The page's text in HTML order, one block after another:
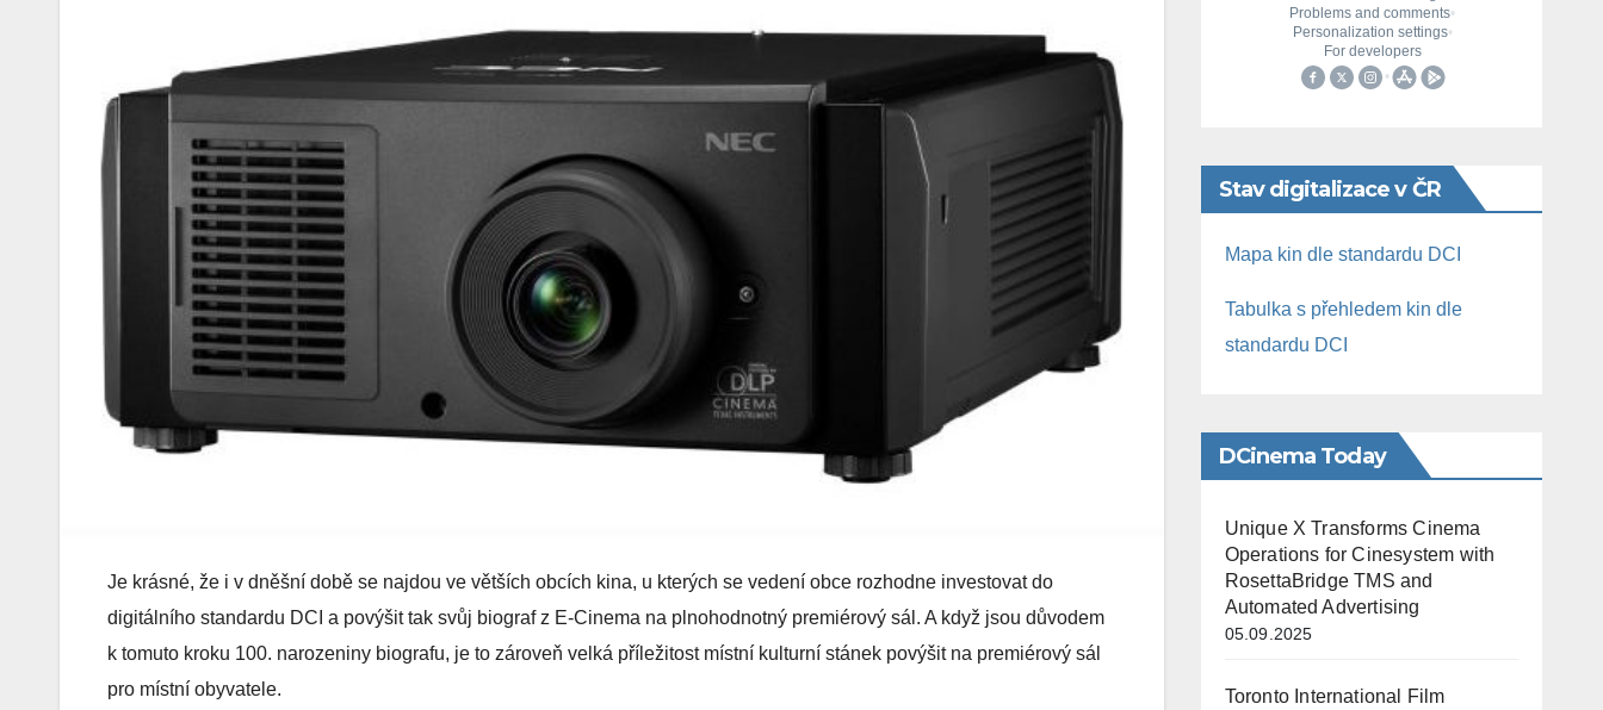
Je krásné, že i v dněšní době se najdou ve větších obcích kina, u kterých se vedení obce rozhodne investovat do
digitálního standardu DCI a povýšit tak svůj biograf z E-Cinema na plnohodnotný premiérový sál. A když jsou důvodem
k tomuto kroku 100. narozeniny biografu, je to zároveň velká příležitost místní kulturní stánek povýšit na premiérový sál
pro místní obyvatele.
Stav digitalizace v ČR
Mapa kin dle standardu DCI
Tabulka s přehledem kin dle
standardu DCI
DCinema Today
Unique X Transforms Cinema
Operations for Cinesystem with
RosettaBridge TMS and
Automated Advertising
05.09.2025
Toronto International Film